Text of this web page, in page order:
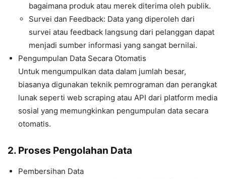
bagaimana produk atau merek diterima oleh publik.
Survei dan Feedback: Data yang diperoleh dari
survei atau feedback langsung dari pelanggan dapat
menjadi sumber informasi yang sangat bernilai.
Pengumpulan Data Secara Otomatis
Untuk mengumpulkan data dalam jumlah besar,
biasanya digunakan teknik pemrograman dan perangkat
lunak seperti web scraping atau API dari platform media
sosial yang memungkinkan pengumpulan data secara
otomatis.
2. Proses Pengolahan Data
Pembersihan Data